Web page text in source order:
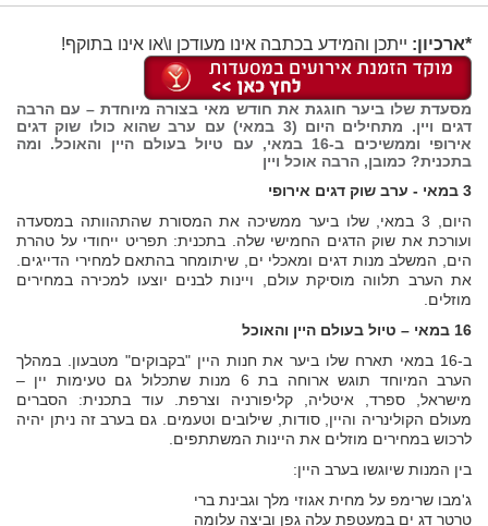
*ארכיון: ייתכן והמידע בכתבה אינו מעודכן ו\או אינו בתוקף!
מסעדת שלו ביער חוגגת את חודש מאי בצורה מיוחדת – עם הרבה
דגים ויין. מתחילים היום (3 במאי) עם ערב שהוא כולו שוק דגים
אירופי וממשיכים ב-16 במאי, עם טיול בעולם היין והאוכל. ומה
בתכנית? כמובן, הרבה אוכל ויין
3 במאי - ערב שוק דגים אירופי
היום, 3 במאי, שלו ביער ממשיכה את המסורת שהתהוותה במסעדה
ועורכת את שוק הדגים החמישי שלה. בתכנית: תפריט ייחודי על טהרת
הים, המשלב מנות דגים ומאכלי ים, שיתומחר בהתאם למחירי הדייגים.
את הערב תלווה מוסיקת עולם, ויינות לבנים יוצעו למכירה במחירים
מוזלים.
16 במאי – טיול בעולם היין והאוכל
ב-16 במאי תארח שלו ביער את חנות היין "בקבוקים" מטבעון. במהלך
הערב המיוחד תוגש ארוחה בת 6 מנות שתכלול גם טעימות יין –
מישראל, ספרד, איטליה, קליפורניה וצרפת. עוד בתכנית: הסברים
מעולם הקולינריה והיין, סודות, שילובים וטעמים. גם בערב זה ניתן יהיה
לרכוש במחירים מוזלים את היינות המשתתפים.
בין המנות שיוגשו בערב היין:
ג'מבו שרימפ על מחית אגוזי מלך וגבינת ברי
טרטר דג ים במעטפת עלה גפן וביצה עלומה